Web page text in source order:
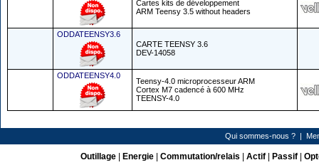
Cartes kits de développement
ARM Teensy 3.5 without headers
ODDATEENSY3.6
CARTE TEENSY 3.6
DEV-14058
ODDATEENSY4.0
Teensy-4.0 microprocesseur ARM
Cortex M7 cadencé à 600 MHz
TEENSY-4.0
Qui sommes-nous ?|
Outillage| Energie| Commutation/relais Actif| Passif|